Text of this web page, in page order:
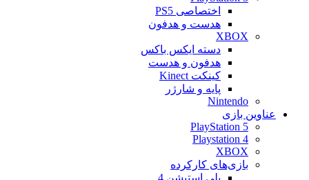
اختصاصی PS5
هدست و هدفون
XBOX
دسته ایکس باکس
هدفون و هدست
کینکت Kinect
پایه و شارژر
Nintendo
عناوین بازی
PlayStation 5
Playstation 4
XBOX
بازی‌های کارکرده